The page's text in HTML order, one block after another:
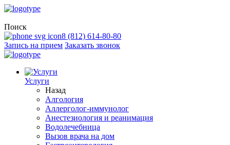
Поиск
8 (812) 614-80-80
Запись на прием Заказать звонок
Услуги
Назад
Алгология
Аллерголог-иммунолог
Анестезиология и реанимация
Водолечебница
Вызов врача на дом